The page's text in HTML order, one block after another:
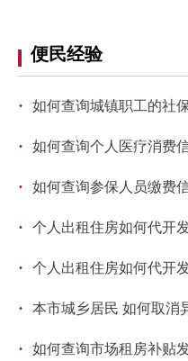
ESPAÑOL
ITALIANO
便民经验
· 如何查询城镇职工的社
· 如何查询个人医疗消费
· 如何查询参保人员缴费
· 个人出租住房如何代开
· 个人出租住房如何代开
· 本市城乡居民 如何取消
· 如何查询市场租房补贴